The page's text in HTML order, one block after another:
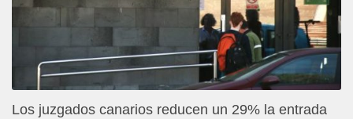
Los juzgados canarios reducen un 29% la entrada